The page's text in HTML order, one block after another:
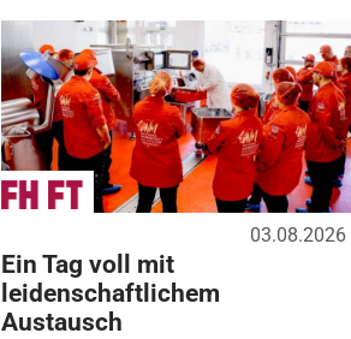
03.08.2026
Ein Tag voll mit
leidenschaftlichem
Austausch